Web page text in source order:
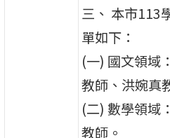
三、 本市113
單如下：
(一) 國文領域
教師、洪婉真
(二) 數學領域
教師。